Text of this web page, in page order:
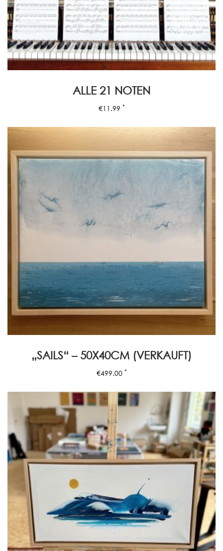
ALLE 21 NOTEN
€11.99 *
„SAILS“ – 50X40CM (VERKAUFT)
€499.00 *